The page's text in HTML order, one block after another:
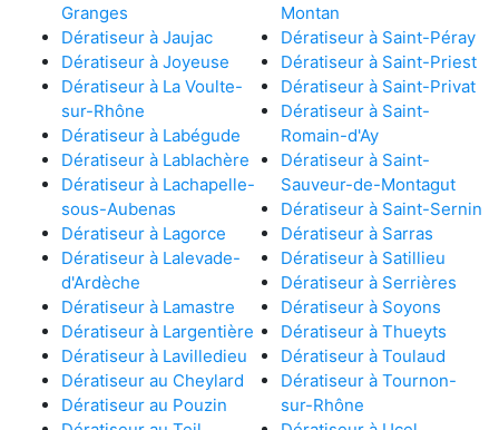
Granges
Dératiseur à Jaujac
Dératiseur à Joyeuse
Dératiseur à La Voulte-
sur-Rhône
Dératiseur à Labégude
Dératiseur à Lablachère
Dératiseur à Lachapelle-
sous-Aubenas
Dératiseur à Lagorce
Dératiseur à Lalevade-
d'Ardèche
Dératiseur à Lamastre
Dératiseur à Largentière
Dératiseur à Lavilledieu
Dératiseur au Cheylard
Dératiseur au Pouzin
Montan
Dératiseur à Saint-Péray
Dératiseur à Saint-Priest
Dératiseur à Saint-Privat
Dératiseur à Saint-
Romain-d'Ay
Dératiseur à Saint-
Sauveur-de-Montagut
Dératiseur à Saint-Sernin
Dératiseur à Sarras
Dératiseur à Satillieu
Dératiseur à Serrières
Dératiseur à Soyons
Dératiseur à Thueyts
Dératiseur à Toulaud
Dératiseur à Tournon-
sur-Rhône